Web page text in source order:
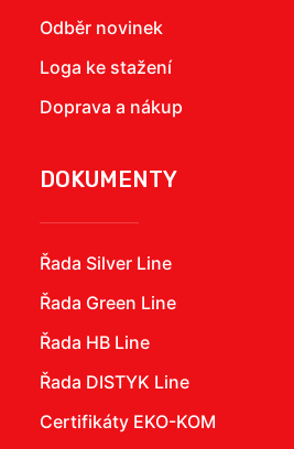
Odběr novinek
Loga ke stažení
Doprava a nákup
DOKUMENTY
Řada Silver Line
Řada Green Line
Řada HB Line
Řada DISTYK Line
Certifikáty EKO-KOM